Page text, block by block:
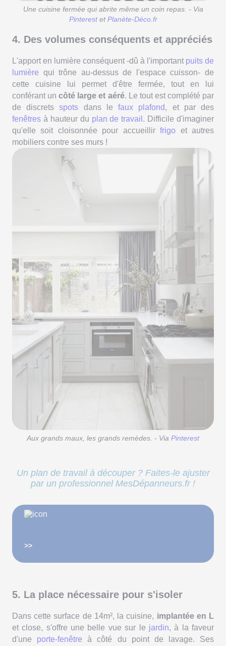
Une cuisine fermée qui abrite même un coin repas. - Via
PinterestetPlanète-Déco.fr
4. Des volumes conséquents et appréciés
L'apport en lumière conséquent -dû à l'important puits de
lumière qui trône au-dessus de l'espace cuisson- de
cette cuisine lui permet d'être fermée, tout en lui
conférant uncôté large et aéré. Le tout est complété par
de discretsspots dans lefaux plafond, et par des
fenêtres à hauteur du plan de travail . Difficile d'imaginer
qu'elle soit cloisonnée pour accueillirfrigo et autres
mobiliers contre ses murs !
Aux grands maux, les grands remèdes. - Via Pinterest
Un plan de travail à découper ? Faites-le ajuster
par un professionnel MesDépanneurs.fr !
>>
5. La place nécessaire pour s'isoler
Dans cette surface de 14m², la cuisine, implantée en L
et close, s'offre une belle vue sur le jardin, à la faveur
d'une porte-fenêtre à côté du point de lavage. Ses